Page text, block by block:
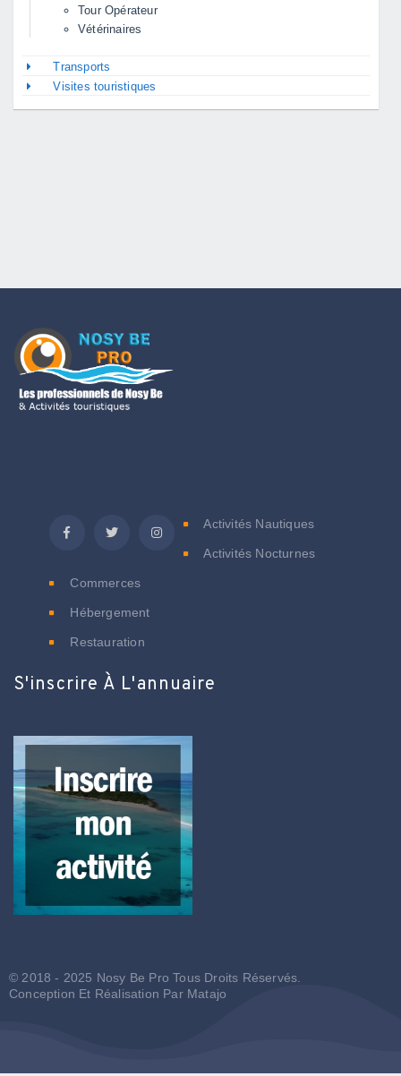
Tour Opérateur
Vétérinaires
Transports
Visites touristiques
Activités Nautiques
Activités Nocturnes
Commerces
Hébergement
Restauration
S'inscrire À L'annuaire
© 2018 - 2025 Nosy Be Pro Tous Droits Réservés.
Conception Et Réalisation Par Matajo